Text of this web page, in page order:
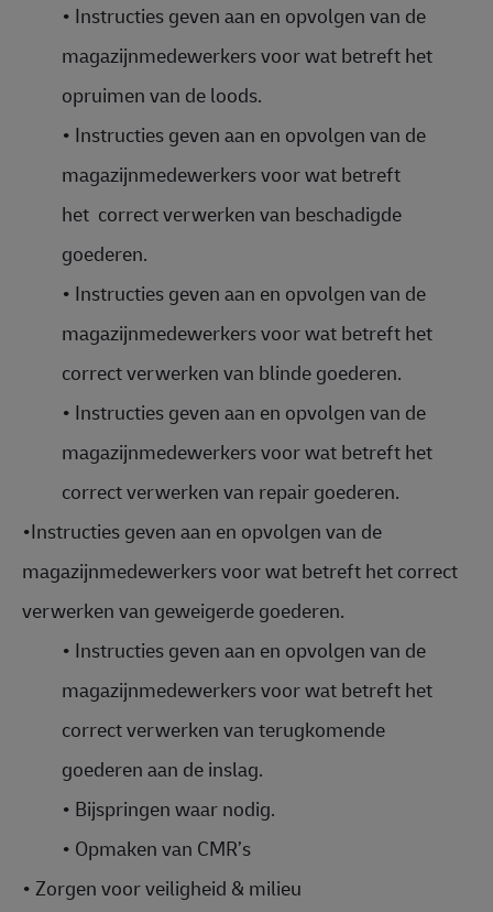
• Instructies geven aan en opvolgen van de
magazijnmedewerkers voor wat betreft het
opruimen van de loods.
• Instructies geven aan en opvolgen van de
magazijnmedewerkers voor wat betreft
het correct verwerken van beschadigde
goederen.
• Instructies geven aan en opvolgen van de
magazijnmedewerkers voor wat betreft het
correct verwerken van blinde goederen.
• Instructies geven aan en opvolgen van de
magazijnmedewerkers voor wat betreft het
correct verwerken van repair goederen.
•Instructies geven aan en opvolgen van de
magazijnmedewerkers voor wat betreft het correct
verwerken van geweigerde goederen.
• Instructies geven aan en opvolgen van de
magazijnmedewerkers voor wat betreft het
correct verwerken van terugkomende
goederen aan de inslag.
• Bijspringen waar nodig.
• Opmaken van CMR’s
•Zorgen voor veiligheid & milieu